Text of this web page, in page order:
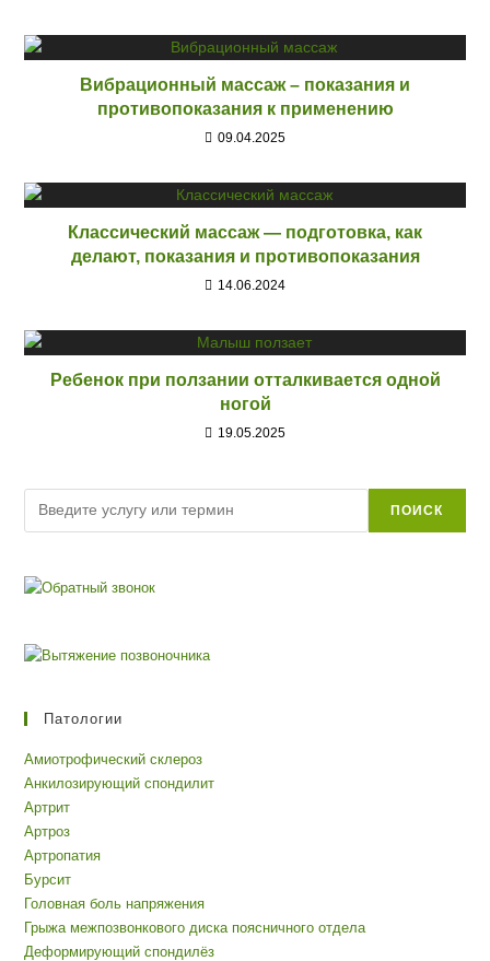
Вибрационный массаж – показания и
противопоказания к применению
09.04.2025
Классический массаж — подготовка, как
делают, показания и противопоказания
14.06.2024
Ребенок при ползании отталкивается одной
ногой
19.05.2025
ПОИСК
Патологии
Амиотрофический склероз
Анкилозирующий спондилит
Артрит
Артроз
Артропатия
Бурсит
Головная боль напряжения
Грыжа межпозвонкового диска поясничного отдела
Деформирующий спондилёз